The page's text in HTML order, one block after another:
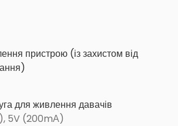
пристрою (із захистом від
для живлення давачів
5V (200mА)